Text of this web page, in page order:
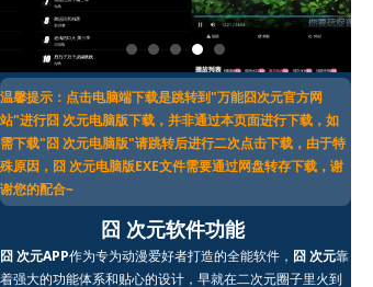
温馨提示：点击电脑端下载是跳转到"万能囧次元官方网
站"进行囧 次元电脑版下载，并非通过本页面进行下载，如
需下载"囧 次元电脑版"请跳转后进行二次点击下载，由于特
殊原因，囧 次元电脑版EXE文件需要通过网盘转存下载，谢
谢您的配合~
囧 次元软件功能
囧 次元APP作为专为动漫爱好者打造的全能软件， 囧 次元靠
着强大的功能体系和贴心的设计，早就在二次元圈子里火到